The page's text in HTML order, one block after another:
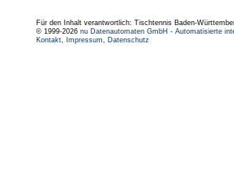
Für den Inhalt verantwortlich: Tischtennis Baden-
© 1999-2026 nu Datenautomaten GmbH - Automatisierte
Kontakt, Impressum, Datenschutz